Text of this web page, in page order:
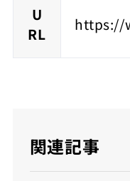
U
RL
https://
関連記事